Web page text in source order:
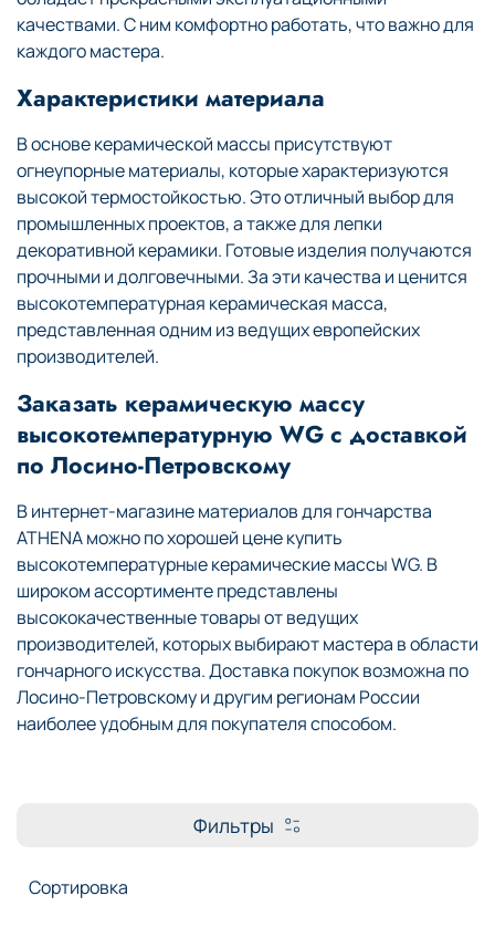
качествами. С ним комфортно работать, что важно для
каждого мастера.
Характеристики материала
В основе керамической массы присутствуют
огнеупорные материалы, которые характеризуются
высокой термостойкостью. Это отличный выбор для
промышленных проектов, а также для лепки
декоративной керамики. Готовые изделия получаются
прочными и долговечными. За эти качества и ценится
высокотемпературная керамическая масса,
представленная одним из ведущих европейских
производителей.
Заказать керамическую массу
высокотемпературную WG с доставкой
по Лосино-Петровскому
В интернет-магазине материалов для гончарства
ATHENA можно по хорошей цене купить
высокотемпературные керамические массы WG. В
широком ассортименте представлены
высококачественные товары от ведущих
производителей, которых выбирают мастера в области
гончарного искусства. Доставка покупок возможна по
Лосино-Петровскому и другим регионам России
наиболее удобным для покупателя способом.
Фильтры